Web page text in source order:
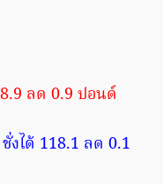
ลด 0.9 ปอนด์
งได้ 118.1 ลด 0.1